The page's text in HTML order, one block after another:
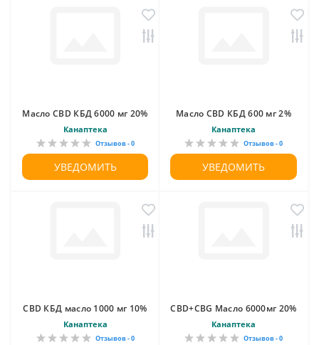
Масло CBD КБД 6000 мг 20%
Канаптека
Отзывов - 0
УВЕДОМИТЬ
Масло CBD КБД 600 мг 2%
Канаптека
Отзывов - 0
УВЕДОМИТЬ
CBD КБД масло 1000 мг 10%
Канаптека
Отзывов - 0
CBD+CBG Масло 6000мг 20%
Канаптека
Отзывов - 0